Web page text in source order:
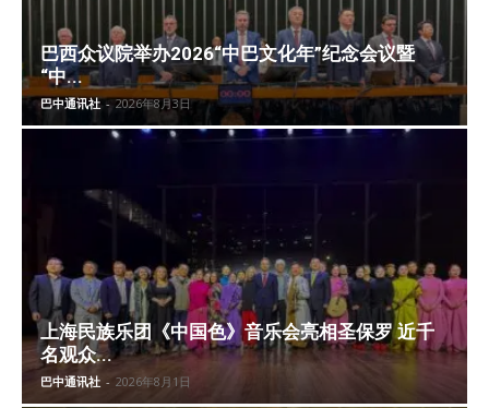
巴西众议院举办2026“中巴文化年”纪念会议暨
“中...
巴中通讯社 - 2026年8月3日
上海民族乐团《中国色》音乐会亮相圣保罗 近千
名观众...
巴中通讯社 - 2026年8月1日